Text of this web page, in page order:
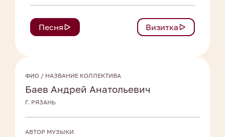
Песня Визитка
ФИО / НАЗВАНИЕ КОЛЛЕКТИВА
Баев Андрей Анатольевич
Г. РЯЗАНЬ
АВТОР МУЗЫКИ